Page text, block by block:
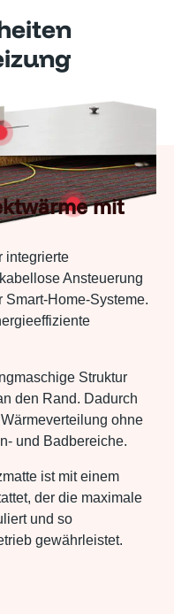
mit
integrierte
Ansteuerung
Smart-Home-Systeme.
Struktur
den Rand. Dadurch
ohne
und Badbereiche.
ist mit einem
der die maximale
und so
gewährleistet.